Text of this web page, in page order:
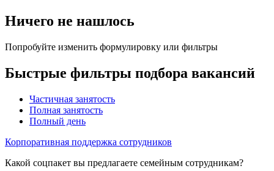
Ничего не нашлось
Попробуйте изменить формулировку или фильтры
Быстрые фильтры подбора вакансий
Частичная занятость
Полная занятость
Полный день
Корпоративная поддержка сотрудников
Какой соцпакет вы предлагаете семейным сотрудникам?